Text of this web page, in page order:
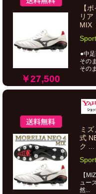
￥27,500
【
リ
MIX
●中
その
その
ミ
式
ク ...
【
ュー
然...